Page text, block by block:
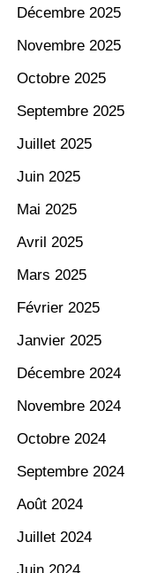
Décembre 2025
Novembre 2025
Octobre 2025
Septembre 2025
Juillet 2025
Juin 2025
Mai 2025
Avril 2025
Mars 2025
Février 2025
Janvier 2025
Décembre 2024
Novembre 2024
Octobre 2024
Septembre 2024
Août 2024
Juillet 2024
Juin 2024